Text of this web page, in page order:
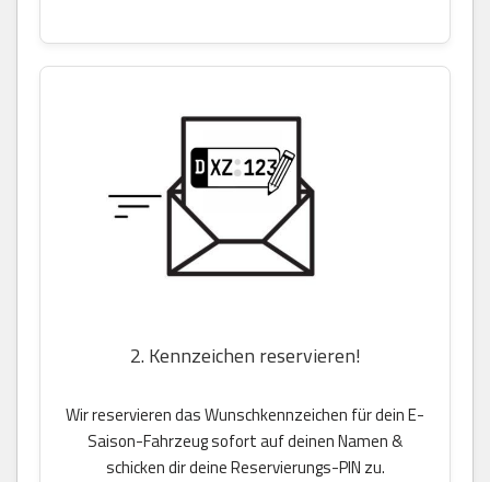
2. Kennzeichen reservieren!
Wir reservieren das Wunschkennzeichen für dein E-
Saison-Fahrzeug sofort auf deinen Namen &
schicken dir deine Reservierungs-PIN zu.